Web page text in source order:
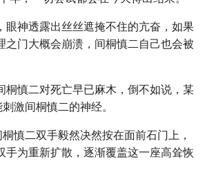
眼神透露出丝丝遮掩不住的亢奋，如果
之门大概会崩溃，间桐慎二自己也会被
桐慎二对死亡早已麻木，倒不如说，某
激间桐慎二的神经。
慎二双手毅然决然按在面前石门上，
手为重新扩散，逐渐覆盖这一座高耸恢